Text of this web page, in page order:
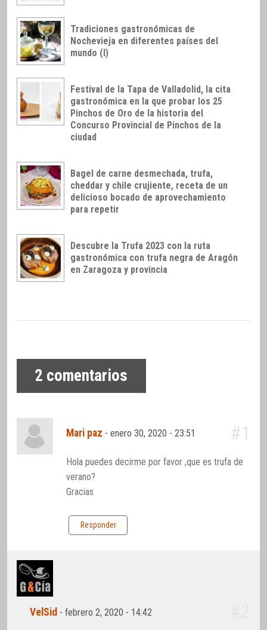
Tradiciones gastronómicas de
Nochevieja en diferentes países del
mundo (I)
Festival de la Tapa de Valladolid, la cita
gastronómica en la que probar los 25
Pinchos de Oro de la historia del
Concurso Provincial de Pinchos de la
ciudad
Bagel de carne desmechada, trufa,
cheddar y chile crujiente, receta de un
delicioso bocado de aprovechamiento
para repetir
Descubre la Trufa 2023 con la ruta
gastronómica con trufa negra de Aragón
en Zaragoza y provincia
2 comentarios
Mari paz -enero 30, 2020 - 23:51 #1
Hola puedes decirme por favor ,que es trufa de
verano?
Gracias
Responder
VelSid -febrero 2, 2020 - 14:42